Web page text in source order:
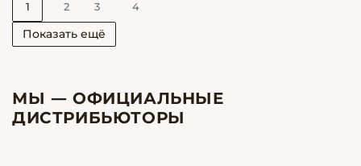
Показать ещё
1 2 3 4
МЫ — ОФИЦИАЛЬНЫЕ
ДИСТРИБЬЮТОРЫ